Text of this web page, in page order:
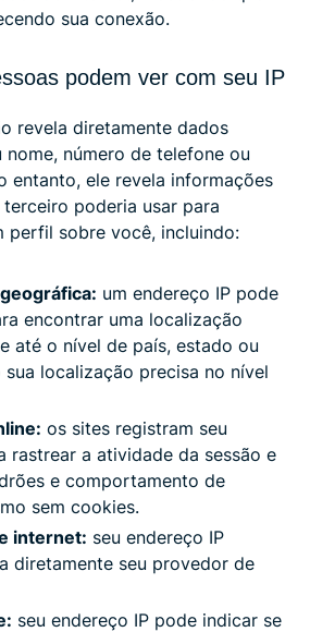
sua conexão.
podem ver com seu IP
revela diretamente dados
nome, número de telefone ou
entanto, ele revela informações
poderia usar para
perfil sobre você, incluindo:
um endereço IP pode
encontrar uma localização
até o nível de país, estado ou
sua localização precisa no nível
os sites registram seu
rastrear a atividade da sessão e
e comportamento de
sem cookies.
internet: seu endereço IP
diretamente seu provedor de
seu endereço IP pode indicar se